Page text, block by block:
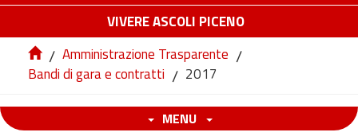
VIVERE ASCOLI PICENO
/ Amministrazione Trasparente /
Bandi di gara e contratti / 2017
MENU